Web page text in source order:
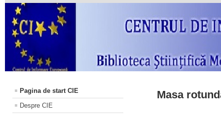
Pagina de start CIE
Despre CIE
Masa